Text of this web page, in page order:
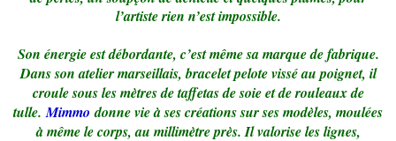
l’artiste rien n’est impossible.
Son énergie est débordante, c’est même sa marque de fabrique.
Dans son atelier marseillais, bracelet pelote vissé au poignet, il
croule sous les mètres de taffetas de soie et de rouleaux de
tulle. Mimmo donne vie à ses créations sur ses modèles, moulées
à même le corps, au millimètre près. Il valorise les lignes,